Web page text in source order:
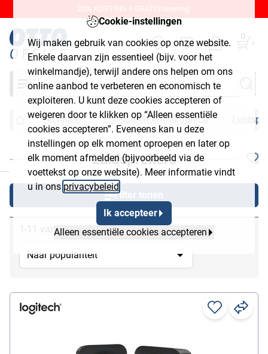
Cookie-instellingen
Wij maken gebruik van cookies op onze website.
Enkele daarvan zijn essentieel (bijv. voor het
winkelmandje), terwijl andere ons helpen om ons
online aanbod te verbeteren en economisch te
exploiteren. U kunt deze cookies accepteren of
weigeren door te klikken op “Alleen essentiële
cookies accepteren”. Eveneens kan u deze
instellingen op elk moment oproepen en later op
elk moment afmelden (bijvoorbeeld via de
voettekst op onze website). Meer informatie vindt
u in ons privacybeleid
Ik accepteer
Alleen essentiële cookies accepteren
20% KORTING + GRATIS levering.
0
Zoeken
Techniek Consumentenelektronica
Luidsprekers
Filter tonen
1-11 van 11